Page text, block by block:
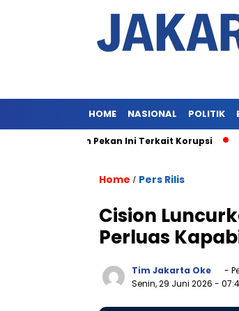
HOME NASIONAL POLITIK
Khofifah Pekan Ini Terkait Korupsi
Home / Pers Rilis
Cision
Perluas
Tim Jakarta Oke
-
Senin, 29 Juni 2026 -